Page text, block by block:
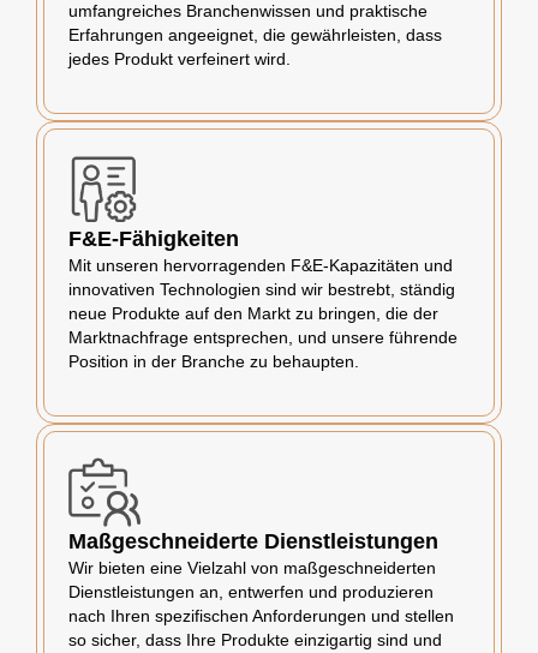
umfangreiches Branchenwissen und praktische
Erfahrungen angeeignet, die gewährleisten, dass
jedes Produkt verfeinert wird.
F&E-Fähigkeiten
Mit unseren hervorragenden F&E-Kapazitäten und
innovativen Technologien sind wir bestrebt, ständig
neue Produkte auf den Markt zu bringen, die der
Marktnachfrage entsprechen, und unsere führende
Position in der Branche zu behaupten.
Maßgeschneiderte Dienstleistungen
Wir bieten eine Vielzahl von maßgeschneiderten
Dienstleistungen an, entwerfen und produzieren
nach Ihren spezifischen Anforderungen und stellen
so sicher, dass Ihre Produkte einzigartig sind und